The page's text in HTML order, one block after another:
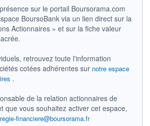
07.08.26 / 09:00:13
LIMITE À LA
HAUSSE
2026
-
-
sur le portail Boursorama.com
BoursoBank via un lien direct sur la
Actionnaires » et sur la fiche valeur
retrouvez toute l'information
cotées adhérentes sur notre espace
.
de la relation actionnaires de
que vous souhaitez activer cet espace,
regie-financiere@boursorama.fr